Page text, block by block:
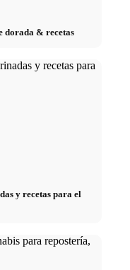
dorada & recetas
y recetas para el